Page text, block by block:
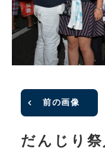
前の画像
だんじり祭